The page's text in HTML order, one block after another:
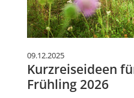
09.12.2025
Kurzreiseideen
Frühling 2026